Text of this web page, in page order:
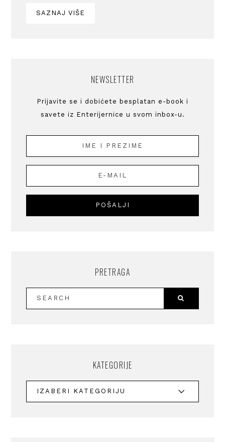
SAZNAJ VIŠE
NEWSLETTER
Prijavite se i dobićete besplatan e-book i
savete iz Enterijernice u svom inbox-u.
PRETRAGA
KATEGORIJE